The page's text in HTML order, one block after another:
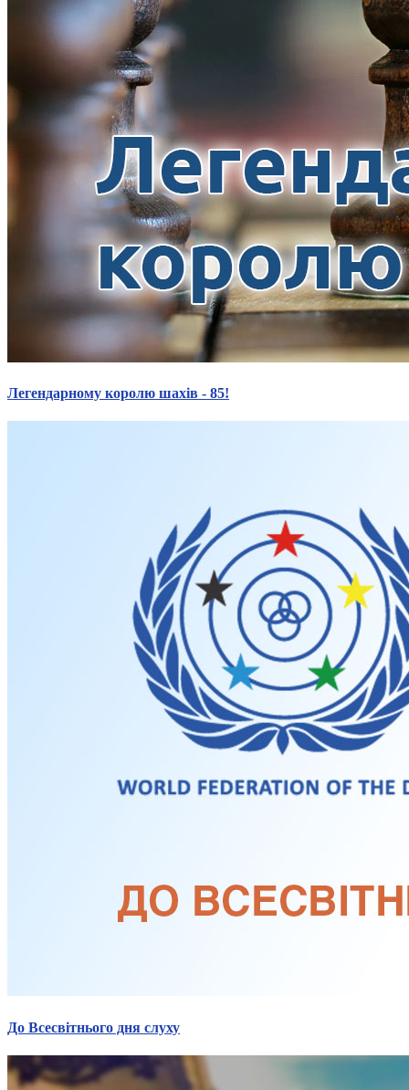
Легендарному королю шахів - 85!
До Всесвітнього дня слуху